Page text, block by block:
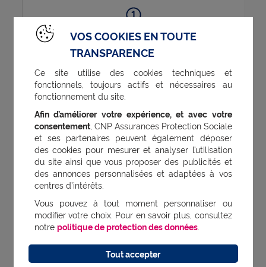
Recevez votre devis en 3 minutes
Validez le devis et signez votre
contrat en ligne
VOS COOKIES EN TOUTE
TRANSPARENCE
Ce site utilise des cookies techniques et
fonctionnels, toujours actifs et nécessaires au
fonctionnement du site.
Afin d’améliorer votre expérience, et avec votre
consentement, CNP Assurances Protection Sociale
et ses partenaires peuvent également déposer
des cookies pour mesurer et analyser l’utilisation
du site ainsi que vous proposer des publicités et
des annonces personnalisées et adaptées à vos
centres d’intérêts.
Vous pouvez à tout moment personnaliser ou
modifier votre choix. Pour en savoir plus, consultez
notre politique de protection des données.
Tout accepter